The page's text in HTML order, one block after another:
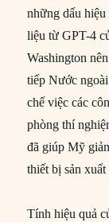
những dấu
liệu từ GPT-4
Washington
tiếp Nước
chế việc các
phòng thí
đã giúp Mỹ
thiết bị sản
Tính hiệu quả